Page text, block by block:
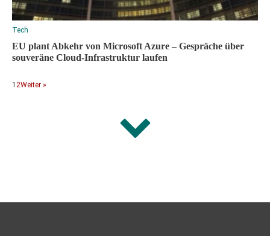
Tech
EU plant Abkehr von Microsoft Azure – Gespräche über
souveräne Cloud-Infrastruktur laufen
1 2Weiter »